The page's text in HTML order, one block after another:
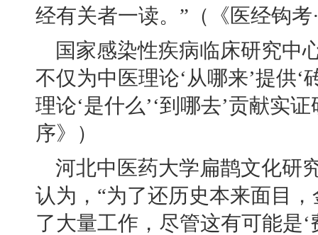
经有关者一读。”（《医经钩考
国家感染性疾病临床研究中
不仅为中医理论‘从哪来’提供‘
理论‘是什么’‘到哪去’贡献实
序》）
河北中医药大学扁鹊文化研
认为， “为了还历史本来面目
了大量工作，尽管这有可能是